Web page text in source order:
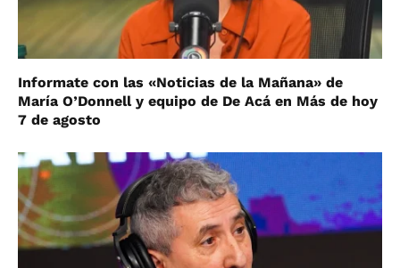
Informate con las «Noticias de la Mañana» de
María O’Donnell y equipo de De Acá en Más de hoy
7 de agosto